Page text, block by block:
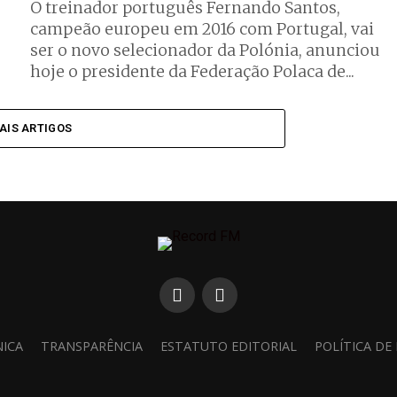
O treinador português Fernando Santos,
campeão europeu em 2016 com Portugal, vai
ser o novo selecionador da Polónia, anunciou
hoje o presidente da Federação Polaca de...
ARTIGOS
TRANSPARÊNCIA ESTATUTO EDITORIAL POLÍTICA DE